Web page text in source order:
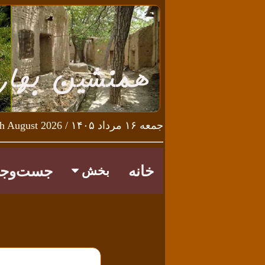
جمعه ۱۶ مرداد ۱۴۰۵ / Friday 7th August 2026
خانه بخش